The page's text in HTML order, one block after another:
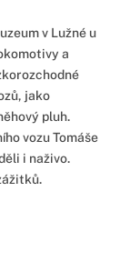
v Lužné u
a
jako
pluh.
vozu Tomáše
i naživo.